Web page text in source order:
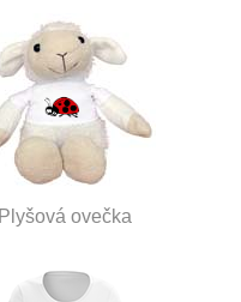
Plyšová ovečka